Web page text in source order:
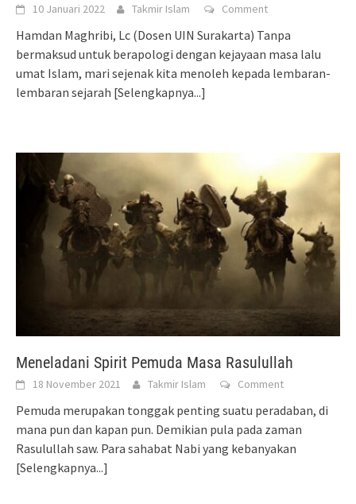
10 Januari 2022 Takmir Islam Comment
Hamdan Maghribi, Lc (Dosen UIN Surakarta) Tanpa
bermaksud untuk berapologi dengan kejayaan masa lalu
umat Islam, mari sejenak kita menoleh kepada lembaran-
lembaran sejarah [Selengkapnya...]
Meneladani Spirit Pemuda Masa Rasulullah
18 November 2021 Takmir Islam Comment
Pemuda merupakan tonggak penting suatu peradaban, di
mana pun dan kapan pun. Demikian pula pada zaman
Rasulullah saw. Para sahabat Nabi yang kebanyakan
[Selengkapnya...]